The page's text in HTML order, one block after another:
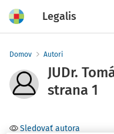
Legalis
Domov Autori
JUDr.
strana 1
Sledovať autora